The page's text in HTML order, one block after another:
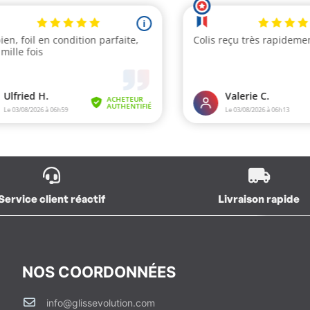
client réactif Livraison rapide
NOS COORDONNÉES
info@glissevolution.com